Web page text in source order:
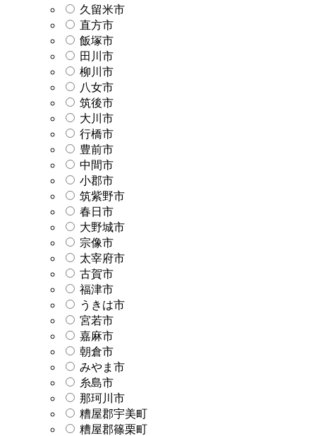
久留米市
直方市
飯塚市
田川市
柳川市
八女市
筑後市
大川市
行橋市
豊前市
中間市
小郡市
筑紫野市
春日市
大野城市
宗像市
太宰府市
古賀市
福津市
うきは市
宮若市
嘉麻市
朝倉市
みやま市
糸島市
那珂川市
糟屋郡宇美町
糟屋郡篠栗町